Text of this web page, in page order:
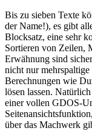
Bis zu sieben Texte
der Name!), es gibt
Blocksatz, eine sehr
Sortieren von Zeilen,
Erwähnung sind
nicht nur mehrspaltige
Berechnungen wie
lösen lassen.
einer vollen GDOS-
über das Machwerk